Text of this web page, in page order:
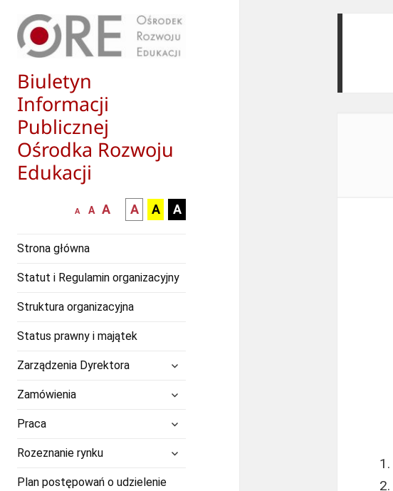
Biuletyn
Informacji
Publicznej
Ośrodka Rozwoju
Edukacji
mniejsza
A
normalna
A
większa-
czcionka
A
kontrast
czarny
białym
A
kontrast
czarny
zółtym
A
kontrast
żółty
A
Strona główna
Statut i Regulamin organizacyjny
Struktura organizacyjna
Status prawny i majątek
Zarządzenia Dyrektora
rozwiń
menu
Zamówienia
Praca
Rozeznanie rynkurozwiń
menu
potomne
Plan postępowań o udzielenie